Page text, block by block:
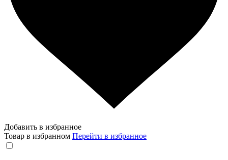
Добавить в избранное
Товар в избранном Перейти в избранное